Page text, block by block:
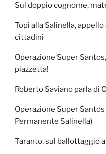
Sul doppio cognome,
Topi alla Salinella,
cittadini
Operazione Super
piazzetta!
Roberto Saviano parla di
Operazione Super
Permanente Salinella)
Taranto, sul ballottaggio